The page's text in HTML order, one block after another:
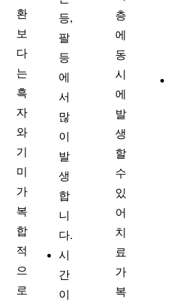
환
보
다
는
흑
자
와
기
미
가
복
합
적
으
로
등,
팔
등
에
서
많
이
발
생
합
니
다.
시
간
이
층
에
동
시
에
발
생
할
수
있
어
치
료
가
복